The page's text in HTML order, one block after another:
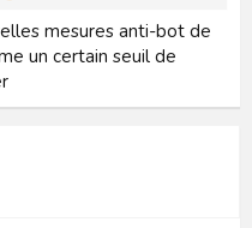
la meilleure piste, mais
envisageable)
mesures anti-bot de
un certain seuil de